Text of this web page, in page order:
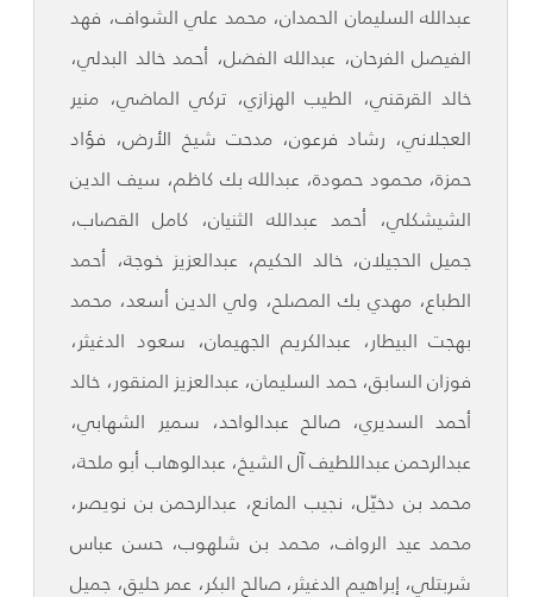
عبدالله السليمان الحمدان، محمد علي الشواف، فهد
الفيصل الفرحان، عبدالله الفضل، أحمد خالد البدلي،
خالد القرقني، الطيب الهزازي، تركي الماضي، منير
العجلاني، رشاد فرعون، مدحت شيخ الأرض، فؤاد
حمزة، محمود حمودة، عبدالله بك كاظم، سيف الدين
الشيشكلي، أحمد عبدالله الثنيان، كامل القصاب،
جميل الحجيلان، خالد الحكيم، عبدالعزيز خوجة، أحمد
الطباع، مهدي بك المصلح، ولي الدين أسعد، محمد
بهجت البيطار، عبدالكريم الجهيمان، سعود الدغيثر،
فوزان السابق، حمد السليمان، عبدالعزيز المنقور، خالد
أحمد السديري، صالح عبدالواحد، سمير الشهابي،
عبدالرحمن عبداللطيف آل الشيخ، عبدالوهاب أبو ملحة،
محمد بن دخيّل، نجيب المانع، عبدالرحمن بن نويصر،
محمد عيد الرواف، محمد بن شلهوب، حسن عباس
شربتلي، إبراهيم الدغيثر، صالح البكر، عمر حليق، جميل